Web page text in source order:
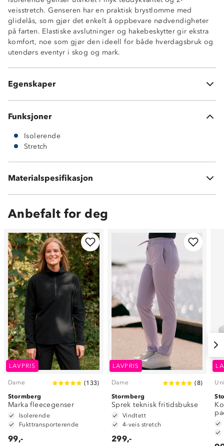
veisstretch. Genseren har en praktisk brystlomme med
glidelås, som gjør det enkelt å oppbevare nødvendigheter
på farten. Elastiske avslutninger og hakebeskytter gir ekstra
komfort, noe som gjør den ideell for både hverdagsbruk og
utendørs eventyr i skog og mark.
Egenskaper
Isolerende
2-veisstretch
Høy hals med glidelås
1 brystlomme med glidelås
Kontrastfelt på bryst og skuldre
Knagghempe i nakken
Funksjoner
Isolerende
Stretch
Materialspesifikasjon
100 % polyester
Anbefalt for deg
LAVPRIS
Dame (133)
Stormberg
Marka fleecegenser
Isolerende
Fukttransporterende
99,-
LAVPRIS
Dame (8)
Stormberg
Sprek teknisk fritidsbukse
Vindtett
4-veis stretch
299,-